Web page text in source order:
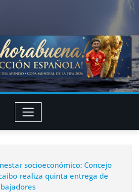
socioeconómico: Concejo
realiza quinta entrega de